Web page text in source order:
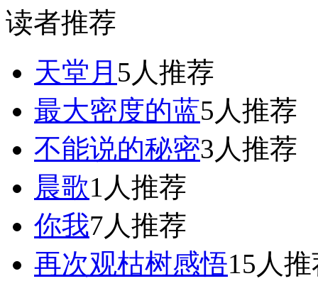
读者推荐
天堂月 5人推荐
最大密度的蓝5人推荐
不能说的秘密3人推荐
晨歌1人推荐
你我7人推荐
再次观枯树感悟15人